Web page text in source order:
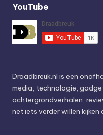
YouTube
Draadbreuk.nl is een
media, technologie,
achtergrondverhalen,
net iets verder willen